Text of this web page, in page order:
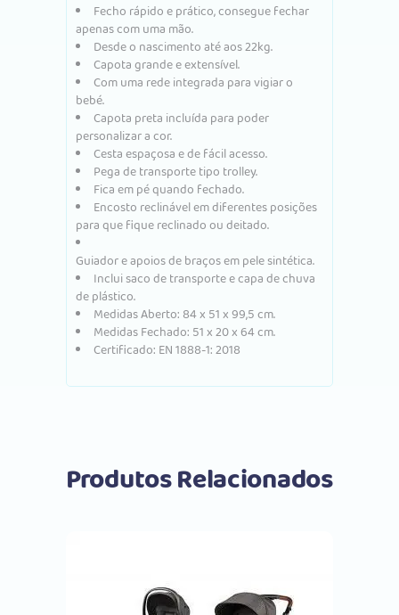
Fecho rápido e prático, consegue fechar
apenas com uma mão.
Desde o nascimento até aos 22kg.
Capota grande e extensível.
Com uma rede integrada para vigiar o
bebé.
Capota preta incluída para poder
personalizar a cor.
Cesta espaçosa e de fácil acesso.
Pega de transporte tipo trolley.
Fica em pé quando fechado.
Encosto reclinável em diferentes posições
para que fique reclinado ou deitado.
Guiador e apoios de braços em pele sintética.
Inclui saco de transporte e capa de chuva
de plástico.
Medidas Aberto: 84 x 51 x 99,5 cm.
Medidas Fechado: 51 x 20 x 64 cm.
Certificado: EN 1888-1: 2018
Produtos Relacionados